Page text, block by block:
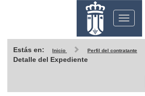
Toggle
navigation
Estás en: Inicio Perfil del contratante
Detalle del Expediente